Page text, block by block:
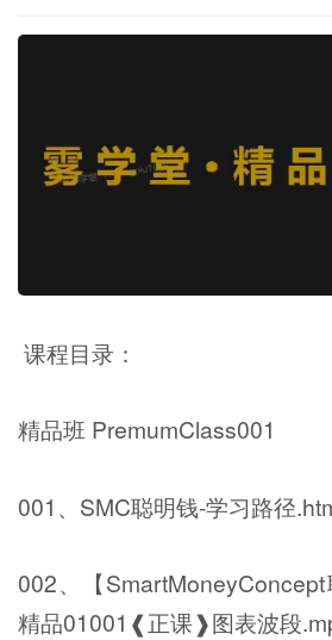
课程目录：
精品班 PremumClass001
001、SMC聪明钱-学习路径
002、【
精品01001❰正课❱图表波段